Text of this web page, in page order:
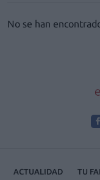
No se han
ACTUALIDAD TU